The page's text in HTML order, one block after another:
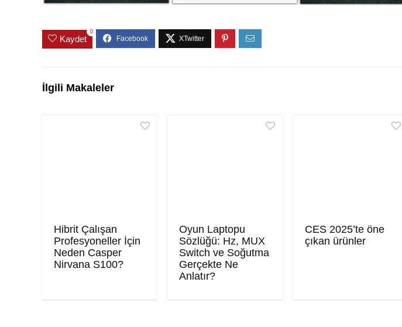
Kaydet
0
İlgili Makaleler
Hibrit Çalışan
Profesyoneller İçin
Neden Casper
Nirvana S100?
Oyun Laptopu
Sözlüğü: Hz, MUX
Switch ve Soğutma
Gerçekte Ne
Anlatır?
CES 2025’te öne
çıkan ürünler